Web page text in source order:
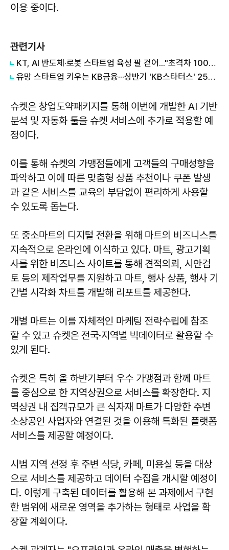
이용 중이다.
관련기사
KT, AI 반도체·로봇 스타트업 육성 팔 걷어..."초격차 1000+ 5개사 선정"
유망 스타트업 키우는 KB금융···상반기 'KB스타터스' 25개사 선정
슈켓은 창업도약패키지를 통해 이번에 개발한 AI 기반
분석 및 자동화 툴을 슈켓 서비스에 추가로 적용할 예
정이다.
이를 통해 슈켓의 가맹점들에게 고객들의 구매성향을
파악하고 이에 따른 맞춤형 상품 추천이나 쿠폰 발생
과 같은 서비스를 교육의 부담없이 편리하게 사용할
수 있도록 돕는다.
또 중소마트의 디지털 전환을 위해 마트의 비즈니스를
지속적으로 온라인에 이식하고 있다. 마트, 광고기획
사를 위한 비즈니스 사이트를 통해 견적의뢰, 시안검
토 등의 제작업무를 지원하고 마트, 행사 상품, 행사 기
간별 시각화 차트를 개발해 리포트를 제공한다.
개별 마트는 이를 자체적인 마케팅 전략수립에 참조
할 수 있고 슈켓은 전국·지역별 빅데이터로 활용할 수
있게 된다.
슈켓은 특히 올 하반기부터 우수 가맹점과 함께 마트
를 중심으로 한 지역상권으로 서비스를 확장한다. 지
역상권 내 집객규모가 큰 식자재 마트가 다양한 주변
소상공인 사업자와 연결된 것을 이용해 특화된 플랫폼
서비스를 제공할 예정이다.
시범 지역 선정 후 주변 식당, 카페, 미용실 등을 대상
으로 서비스를 제공하고 데이터 수집을 개시할 예정이
다. 이렇게 구축된 데이터를 활용해 본 과제에서 구현
한 범위에 새로운 영역을 추가하는 형태로 사업을 확
장할 계획이다.